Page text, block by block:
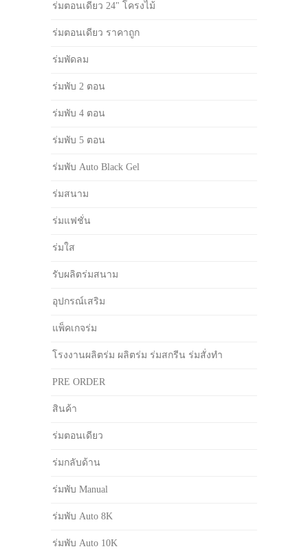
ร่มตอนเดียว 24" โครงไม้
ร่มตอนเดียว ราคาถูก
ร่มพัดลม
ร่มพับ 2 ตอน
ร่มพับ 4 ตอน
ร่มพับ 5 ตอน
ร่มพับ Auto Black Gel
ร่มสนาม
ร่มแฟชั่น
ร่มใส
รับผลิตร่มสนาม
อุปกรณ์เสริม
แพ็คเกจร่ม
โรงงานผลิตร่ม ผลิตร่ม ร่มสกรีน ร่มสั่งทำ
PRE ORDER
สินค้า
ร่มตอนเดียว
ร่มกลับด้าน
ร่มพับ Manual
ร่มพับ Auto 8K
ร่มพับ Auto 10K